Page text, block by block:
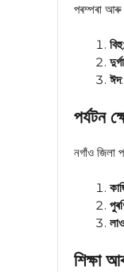
পৰম্পৰা আৰু
বিহু
ঈদ
পৰ্যটন
নগাঁও জিলা
শিক্ষা